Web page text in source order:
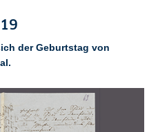
der Geburtstag von